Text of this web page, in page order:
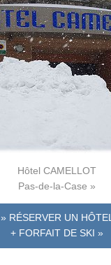
Hôtel CAMELLOT
Pas-de-la-Case »
» RÉSERVER UN HÔTEL
+ FORFAIT DE SKI »